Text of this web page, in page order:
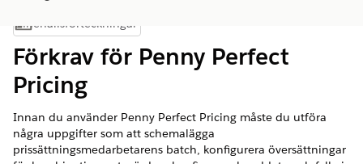
Visa innehållsförteckning
Innehållsförteckningar
Förkrav för Penny Perfect
Pricing
Innan du använder Penny Perfect Pricing måste du utföra
några uppgifter som att schemalägga
prissättningsmedarbetarens batch, konfigurera översättningar